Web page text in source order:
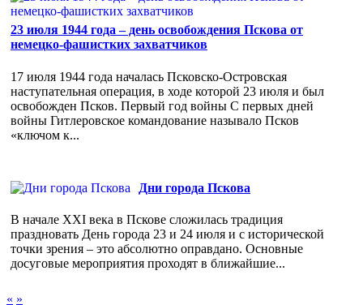
23 июля 1944 года – день освобождения Пскова от
немецко-фашистких захватчиков
17 июля 1944 года началась Псковско-Островская
наступательная операция, в ходе которой 23 июля и был
освобожден Псков. Первый год войны С первых дней
войны Гитлеровское командование называло Псков
«ключом к...
Дни города Пскова
В начале XXI века в Пскове сложилась традиция
праздновать День города 23 и 24 июля и с исторической
точки зрения – это абсолютно оправдано. Основные
досуговые мероприятия проходят в ближайшие...
« »